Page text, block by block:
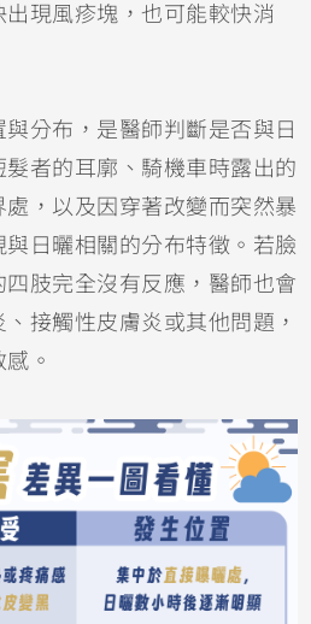
現風疹塊，也可能較快消
分布，是醫師判斷是否與日
者的耳廓、騎機車時露出的
，以及因穿著改變而突然暴
日曬相關的分布特徵。若臉
肢完全沒有反應，醫師也會
接觸性皮膚炎 或其他問題，
。